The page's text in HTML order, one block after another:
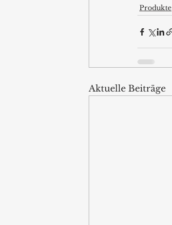
Produkte
Aktuelle Beiträge